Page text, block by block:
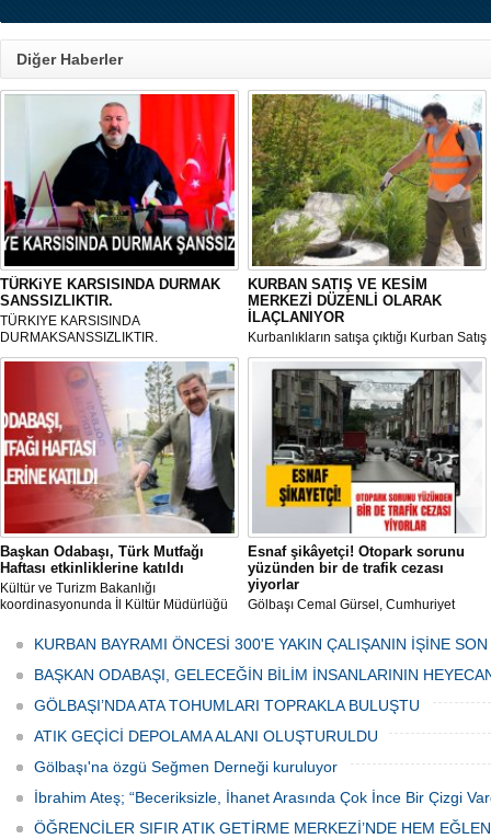
Diğer Haberler
TÜRKiYE KARSISINDA DURMAK
SANSSIZLIKTIR.
TÜRKIYE KARSISINDA
DURMAKSANSSIZLIKTIR.
KURBAN SATIŞ VE KESİM
MERKEZİ DÜZENLİ OLARAK
İLAÇLANIYOR
Kurbanlıkların satışa çıktığı Kurban Satış
ve Kesim Merkezi, haşere ve
mikropların önüne geçilmesi amacıyla
her gün Gölbaşı Belediyesi ekipleri
tarafından düzenli olarak ilaçlanıyor.
Başkan Odabaşı, Türk Mutfağı
Haftası etkinliklerine katıldı
Kültür ve Turizm Bakanlığı
koordinasyonunda İl Kültür Müdürlüğü
Haftası" etkinlikleri Ankara'da devam
ediyor.
Esnaf şikâyetçi! Otopark sorunu
yüzünden bir de trafik cezası
yiyorlar
Gölbaşı Cemal Gürsel, Cumhuriyet
bulunan esnaf ve alışverişe gelen
vatandaşlar park cezaları yüzünden
canından bezdi.
KURBAN BAYRAMI ÖNCESİ 300'E YAKIN ÇALIŞANIN İŞİNE
BAŞKAN ODABAŞI, GELECEĞİN BİLİM İNSANLARININ
GÖLBAŞI’NDA ATA TOHUMLARI TOPRAKLA BULUŞTU
ATIK GEÇİCİ DEPOLAMA ALANI OLUŞTURULDU
Gölbaşı'na özgü Seğmen Derneği kuruluyor
İbrahim Ateş; “Beceriksizle, İhanet Arasında Çok İnce Bir Çizgi
ÖĞRENCİLER SIFIR ATIK GETİRME MERKEZİ’NDE HEM